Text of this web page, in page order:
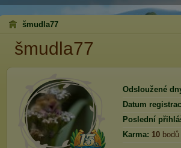
šmudla77
šmudla77
Odsloužené
Datum
Poslední
Karma: 10 bodů